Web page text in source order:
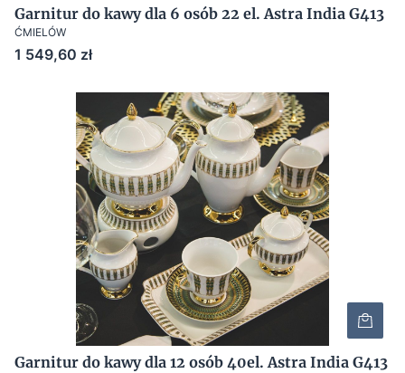
Garnitur do kawy dla 6 osób 22 el. Astra India G413
ĆMIELÓW
Cena
1 549,60 zł
Garnitur do kawy dla 12 osób 40el. Astra India G413